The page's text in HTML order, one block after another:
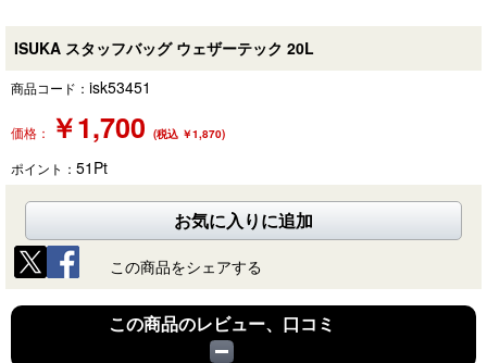
ISUKA スタッフバッグ ウェザーテック 20L
商品コード： isk53451
価格： ￥1,700 (税込 ￥1,870)
ポイント： 51 Pt
お気に入りに追加
この商品をシェアする
この商品のレビュー、口コミ